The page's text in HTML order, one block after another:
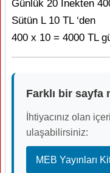
Günlük 20 İnekten
Sütün L 10 TL ‘den
400 x 10 = 4000 TL
Farklı bir sayfa
İhtiyacınız olan
ulaşabilirsiniz:
MEB Yayınları